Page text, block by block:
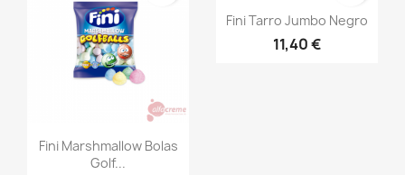
Vista rápida
Fini Marshmallow Bolas
Golf...
Vista rápida
Fini Tarro Jumbo Negro
11,40 €